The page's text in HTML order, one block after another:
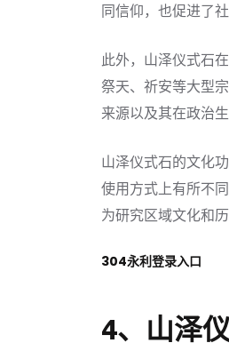
同信仰，也促进了
此外，山泽仪式石
祭天、祈安等大型
来源以及其在政治
山泽仪式石的文化
使用方式上有所不
为研究区域文化和
304永利登录入口
4、山泽